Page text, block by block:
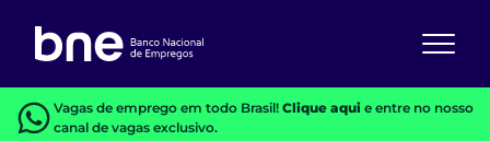
Vagas de emprego em todo Brasil! Clique aquie entre no nosso
canal de vagas exclusivo.